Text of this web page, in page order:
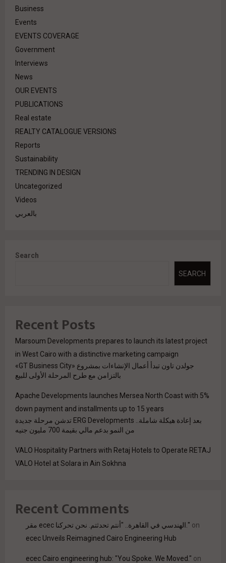
Business
Events
EVENTS COVERAGE
Government
Interviews
News
OUR EVENTS
PUBLICATIONS
Real estate
REALTY CATALOGUE VERSIONS
Reports
Sustainability
TRENDING IN DESIGN
Uncategorized
Videos
بالعربي
Search
SEARCH
Recent Posts
Marsoum Developments prepares to launch its latest project
in West Cairo with a distinctive marketing campaign
جولدن تاون تبدأ أعمال الإنشاءات بمشروع «GT Business City»
بالتزامن مع طرح المرحلة الأولى للبيع
Apache Developments launches Mersea North Coast with 5%
down payment and installments up to 15 years
بعد إعادة هيكلة شاملة.. ERG Developments تدشن مرحلة جديدة
من النمو بدعم مالي بقيمة 700 مليون جنيه
VALO Hospitality Partners with Retaj Hotels to Operate RETAJ
VALO Hotel at Solara in Ain Sokhna
Recent Comments
مقر ecec الهندسي في القاهرة.. "أنتم تحدثتم. نحن تحركنا." on
ecec Unveils Reimagined Cairo Engineering Hub
ecec Cairo engineering hub: "You Spoke. We Moved." on